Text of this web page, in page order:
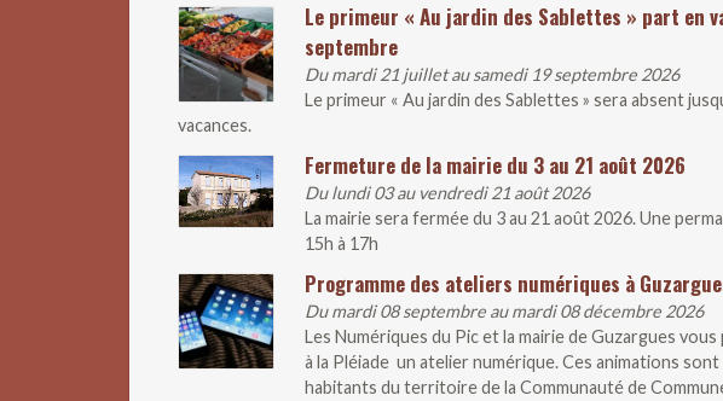
Le primeur « Au jardin des Sablettes » part en
septembre
Du mardi 21 juillet au samedi 19 septembre 2026
Le primeur « Au jardin des Sablettes » sera absent
vacances.
Fermeture de la mairie du 3 au 21 août 2026
Du lundi 03 au vendredi 21 août 2026
La mairie sera fermée du 3 au 21 août 2026. Une
15h à 17h
Programme des ateliers numériques à
Du mardi 08 septembre au mardi 08 décembre 2026
Les Numériques du Pic et la mairie de Guzargues
à la Pléiade un atelier numérique. Ces animations
habitants du territoire de la Communauté de